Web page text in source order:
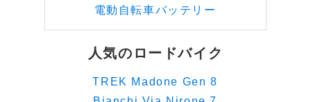
電動自転車バッテリー
人気のロードバイク
TREK Madone Gen 8